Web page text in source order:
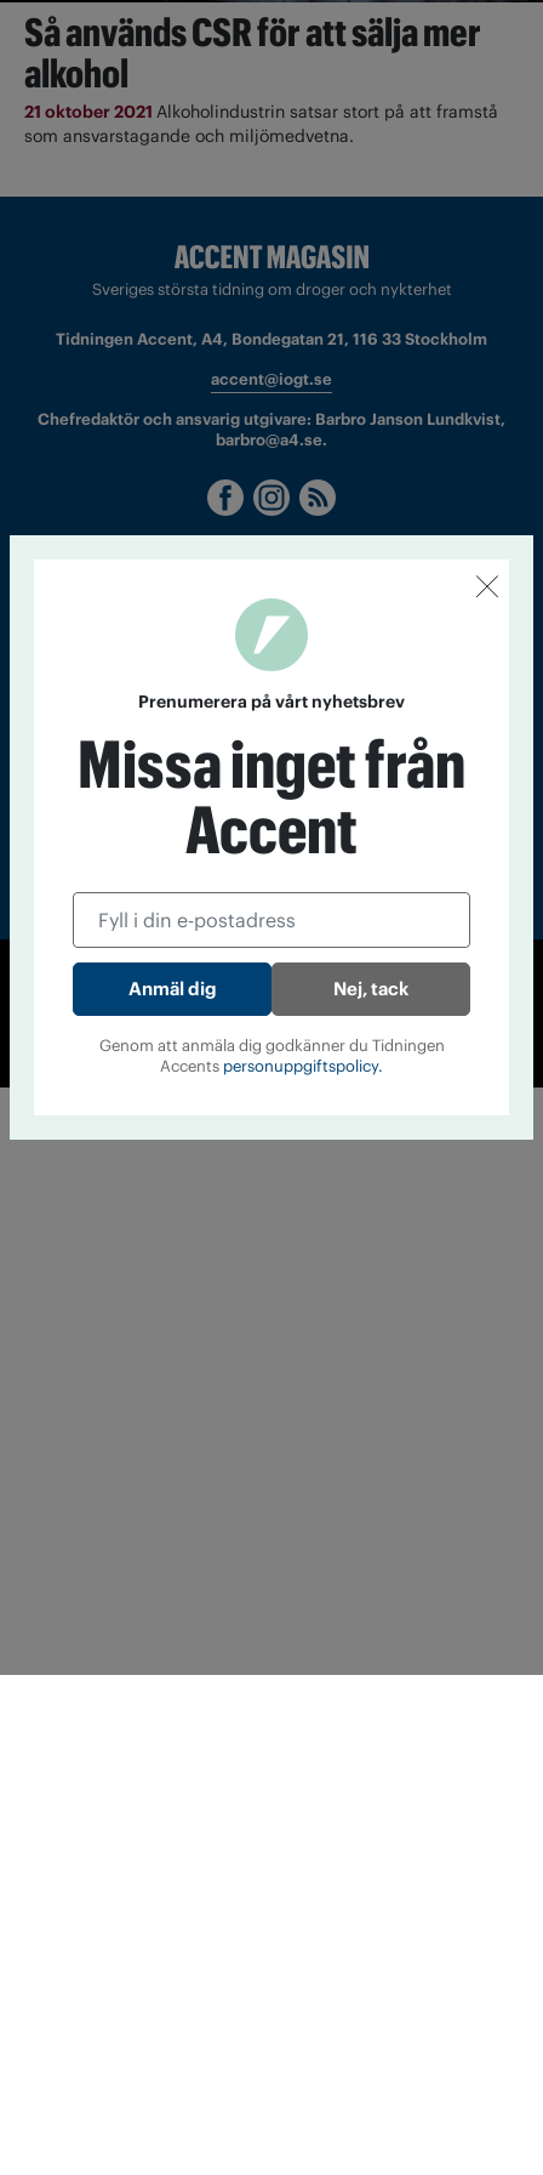
Så används CSR för att sälja mer
alkohol
21 oktober 2021 Alkoholindustrin satsar stort på att framstå
som ansvarstagande och miljömedvetna.
Sveriges största tidning om droger och nykterhet
Tidningen Accent, A4, Bondegatan 21, 116 33 Stockholm
accent@iogt.se
Chefredaktör och ansvarig utgivare: Barbro Janson Lundkvist,
barbro@a4.se.
Kontakt Om Tidningen Tidningsarkiv In English
© Tidningen Accent 2026
Prenumerera på vårt nyhetsbrev
Missa inget från
Accent
Nej, tack
Genom att anmäla dig godkänner du Tidningen
Accents personuppgiftspolicy.